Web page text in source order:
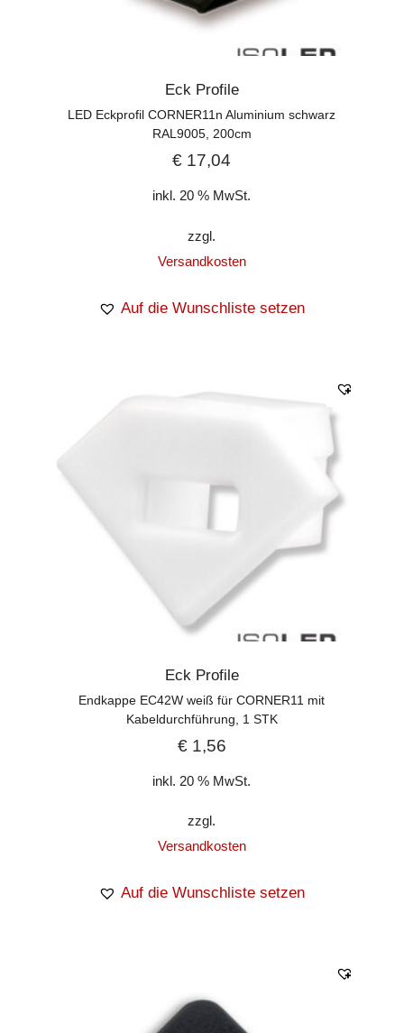
Eck Profile
LED Eckprofil CORNER11n Aluminium schwarz
RAL9005, 200cm
€ 17,04
inkl. 20 % MwSt.
zzgl.
Versandkosten
Auf die Wunschliste setzen
Eck Profile
Endkappe EC42W weiß für CORNER11 mit
Kabeldurchführung, 1 STK
€1,56
inkl. 20 % MwSt.
zzgl.
Versandkosten
Auf die Wunschliste setzen